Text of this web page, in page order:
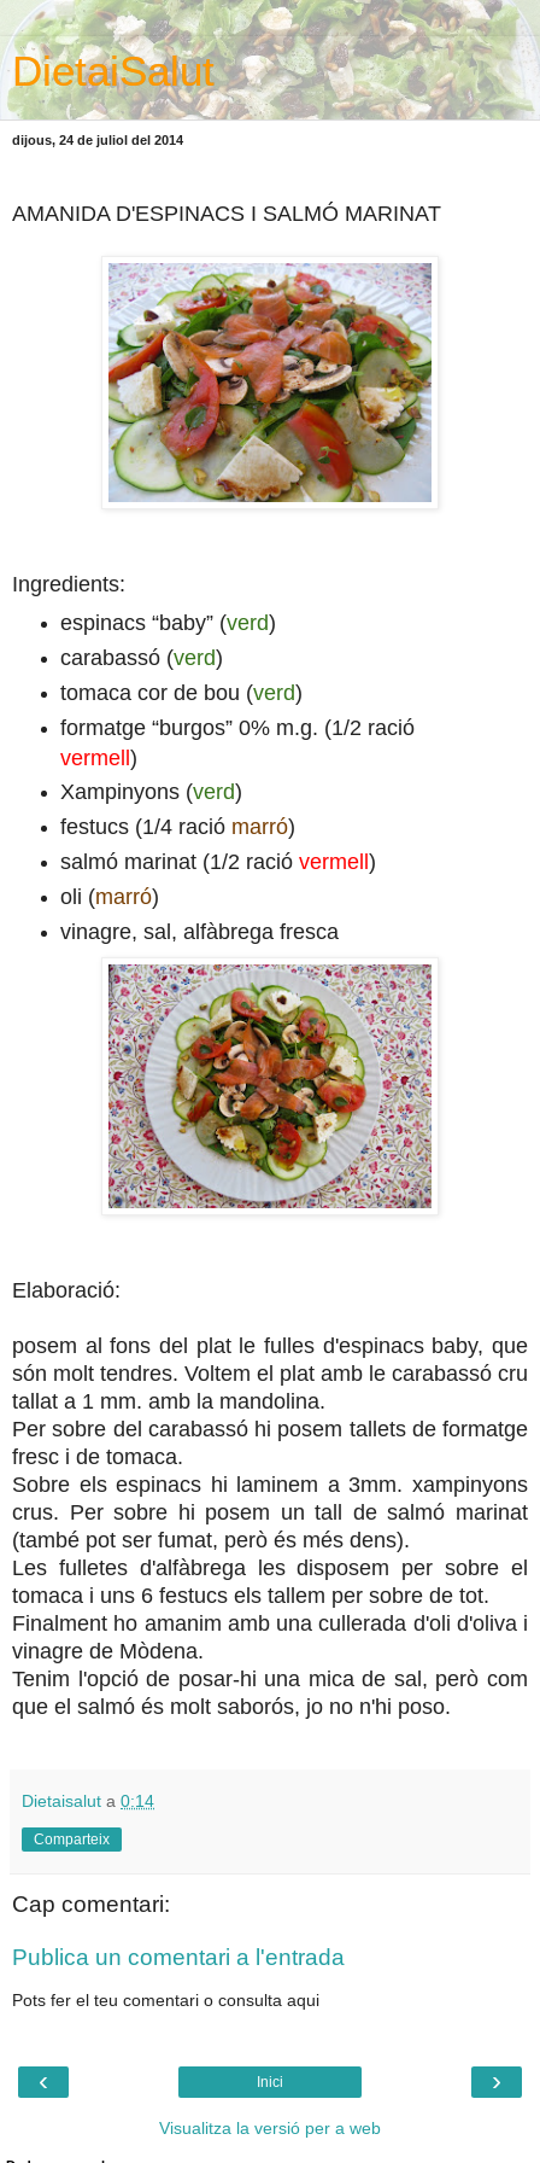
DietaiSalut
dijous, 24 de juliol del 2014
AMANIDA D'ESPINACS I SALMÓ MARINAT
Ingredients:
espinacs “baby” (verd)
carabassó (verd)
tomaca cor de bou (verd)
formatge “burgos” 0% m.g. (1/2 ració
vermell)
Xampinyons (verd)
festucs (1/4 ració marró)
salmó marinat (1/2 ració vermell )
oli (marró)
vinagre, sal, alfàbrega fresca
Elaboració:
posem al fons del plat le fulles d'espinacs baby, que
són molt tendres. Voltem el plat amb le carabassó cru
tallat a 1 mm. amb la mandolina.
Per sobre del carabassó hi posem tallets de formatge
fresc i de tomaca.
Sobre els espinacs hi laminem a 3mm. xampinyons
crus. Per sobre hi posem un tall de salmó marinat
(també pot ser fumat, però és més dens).
Les fulletes d'alfàbrega les disposem per sobre el
tomaca i uns 6 festucs els tallem per sobre de tot.
Finalment ho amanim amb una cullerada d'oli d'oliva i
vinagre de Mòdena.
Tenim l'opció de posar-hi una mica de sal, però com
que el salmó és molt saborós, jo no n'hi poso.
Dietaisalut a 0:14
Comparteix
Cap comentari:
Publica un comentari a l'entrada
Pots fer el teu comentari o consulta aqui
‹ ›
Inici
Visualitza la versió per a web